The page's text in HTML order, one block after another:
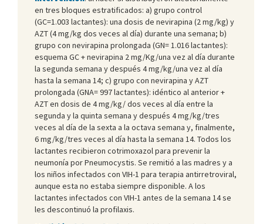
en tres bloques estratificados: a) grupo control
(GC=1.003 lactantes): una dosis de nevirapina (2 mg/kg) y
AZT (4 mg/kg dos veces al día) durante una semana; b)
grupo con nevirapina prolongada (GN= 1.016 lactantes):
esquema GC + nevirapina 2 mg/Kg/una vez al día durante
la segunda semana y después 4 mg/kg/una vez al día
hasta la semana 14; c) grupo con nevirapina y AZT
prolongada (GNA= 997 lactantes): idéntico al anterior +
AZT en dosis de 4 mg/kg/ dos veces al día entre la
segunda y la quinta semana y después 4 mg/kg/tres
veces al día de la sexta a la octava semana y, finalmente,
6 mg/kg/tres veces al día hasta la semana 14. Todos los
lactantes recibieron cotrimoxazol para prevenir la
neumonía por Pneumocystis. Se remitió a las madres y a
los niños infectados con VIH-1 para terapia antirretroviral,
aunque esta no estaba siempre disponible. A los
lactantes infectados con VIH-1 antes de la semana 14 se
les descontinuó la profilaxis.